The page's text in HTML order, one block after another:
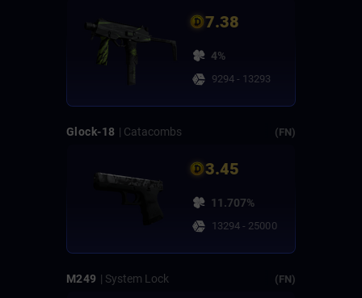
7.38
4%
9294 - 13293
Glock-18 | Catacombs (FN)
3.45
11.707%
13294 - 25000
M249 | System Lock (FN)